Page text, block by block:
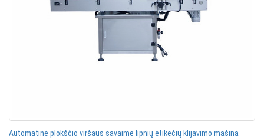
Automatinė plokščio viršaus savaime lipnių etikečių klijavimo mašina